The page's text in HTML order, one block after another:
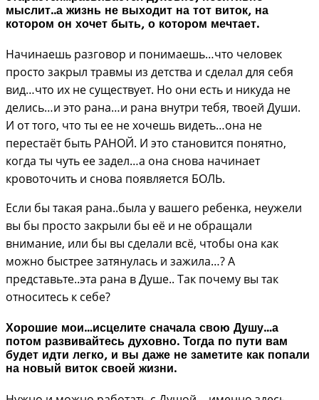
мыслит..а жизнь не выходит на тот виток, на
котором он хочет быть, о котором мечтает.
Начинаешь разговор и понимаешь…что человек
просто закрыл травмы из детства и сделал для себя
вид…что их не существует. Но они есть и никуда не
делись…и это рана…и рана внутри тебя, твоей Души.
И от того, что ты ее не хочешь видеть…она не
перестаёт быть РАНОЙ. И это становится понятно,
когда ты чуть ее задел…а она снова начинает
кровоточить и снова появляется БОЛЬ.
Если бы такая рана..была у вашего ребенка, неужели
вы бы просто закрыли бы её и не обращали
внимание, или бы вы сделали всё, чтобы она как
можно быстрее затянулась и зажила…? А
представьте..эта рана в Душе.. Так почему вы так
относитесь к себе?
Хорошие мои…исцелите сначала свою Душу…а
потом развивайтесь духовно. Тогда по пути вам
будет идти легко, и вы даже не заметите как попали
на новый виток своей жизни.